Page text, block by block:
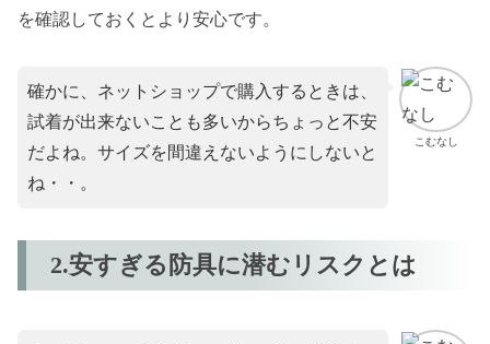
を確認しておくとより安心です。
こむなし
確かに、ネットショップで購入するときは、
試着が出来ないことも多いからちょっと不安
だよね。サイズを間違えないようにしないと
ね・・。
2.安すぎる防具に潜むリスクとは